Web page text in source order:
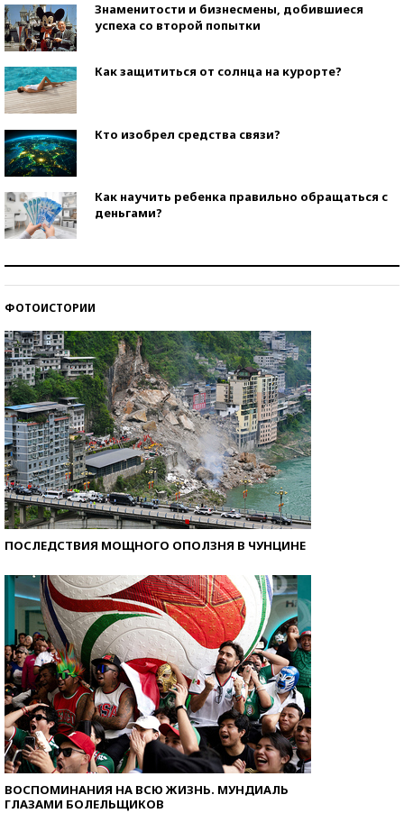
Знаменитости и бизнесмены, добившиеся
успеха со второй попытки
Как защититься от солнца на курорте?
Кто изобрел средства связи?
Как научить ребенка правильно обращаться с
деньгами?
ФОТОИСТОРИИ
ПОСЛЕДСТВИЯ МОЩНОГО ОПОЛЗНЯ В ЧУНЦИНЕ
ВОСПОМИНАНИЯ НА ВСЮ ЖИЗНЬ. МУНДИАЛЬ
ГЛАЗАМИ БОЛЕЛЬЩИКОВ